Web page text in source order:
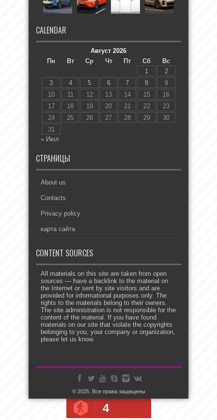
CALENDAR
Август 2026
Пн
Вт Ср Чт Пт Сб
Вс
1
2
3
4 5 6 7 8
9
10
11 12 13 14 15
16
17
18 19 20 21 22
23
24
25 26 27 28 29
30
31
« Июл
СТРАНИЦЫ
About us
Contacts
Privacy policy
карта сайта
CONTENT SOURCES
All materials on this site are taken from open
sources — have a backlink to the material on
the Internet or sent by site visitors and are
provided for informational purposes only. The
rights to the materials belong to their owners.
The site administration is not responsible for the
content of the material. If you have found
materials on our site that violate the copyrights
belonging to you, your company or organization,
please let us know.
© 2025. Все права защищены
4